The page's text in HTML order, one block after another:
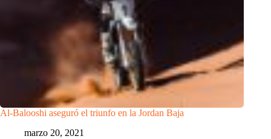
Al-Balooshi aseguró el triunfo en la Jordan Baja
marzo 20, 2021